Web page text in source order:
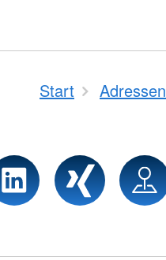
Start Adressen